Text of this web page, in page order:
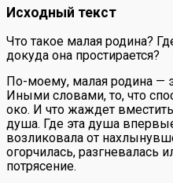
Исходный текст
Что такое малая родина?
докуда она простирается?
По-моему, малая родина —
Иными словами, то, что
око. И что жаждет вместить
душа. Где эта душа
возликовала от
огорчилась, разгневалась
потрясение.